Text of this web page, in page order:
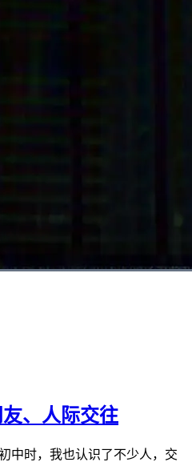
、人际交往
中时，我也认识了不少人，交